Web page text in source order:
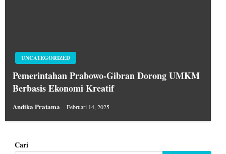
UNCATEGORIZED
Pemerintahan Prabowo-Gibran Dorong UMKM
Berbasis Ekonomi Kreatif
Andika Pratama Februari 14, 2025
Cari